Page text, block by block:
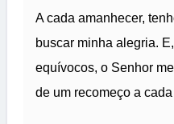
A cada amanhecer,
buscar minha alegria.
equívocos, o Senhor
de um recomeço a